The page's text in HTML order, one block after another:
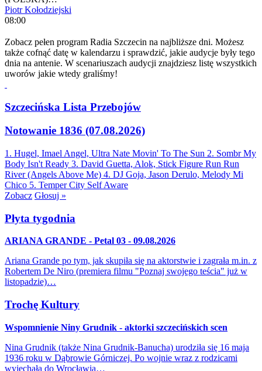
Piotr Kołodziejski
08:00
Zobacz pełen program Radia Szczecin na najbliższe dni. Możesz
także cofnąć datę w kalendarzu i sprawdzić, jakie audycje były tego
dnia na antenie. W scenariuszach audycji znajdziesz listę wszystkich
uworów jakie wtedy graliśmy!
Szczecińska Lista Przebojów
Notowanie 1836 (07.08.2026)
1. Hugel, Imael Angel, Ultra Nate Movin' To The Sun 2. Sombr My
Body Isn't Ready 3. David Guetta, Alok, Stick Figure Run Run
River (Angels Above Me) 4. DJ Goja, Jason Derulo, Melody Mi
Chico 5. Temper City Self Aware
Zobacz Głosuj »
Płyta tygodnia
ARIANA GRANDE - Petal 03 - 09.08.2026
Ariana Grande po tym, jak skupiła się na aktorstwie i zagrała m.in. z
Robertem De Niro (premiera filmu "Poznaj swojego teścia" już w
listopadzie)…
Trochę Kultury
Wspomnienie Niny Grudnik - aktorki szczecińskich scen
Nina Grudnik (także Nina Grudnik-Banucha) urodziła się 16 maja
1936 roku w Dąbrowie Górniczej. Po wojnie wraz z rodzicami
wyjechała do Wrocławia…